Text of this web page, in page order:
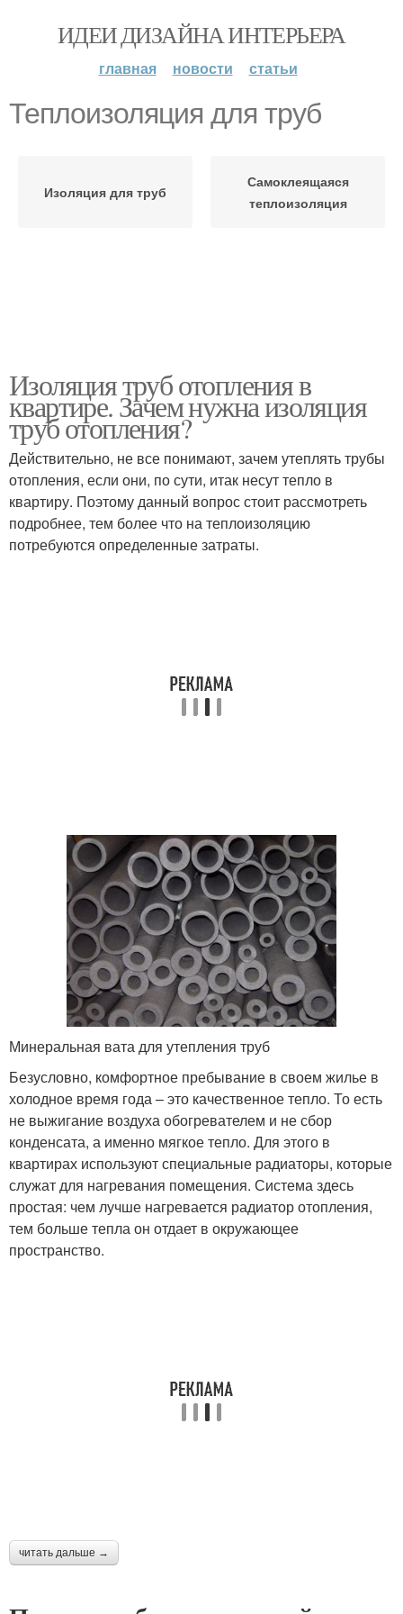
ИДЕИ ДИЗАЙНА ИНТЕРЬЕРА
главная новости статьи
Теплоизоляция для труб
Изоляция для труб
Самоклеящаяся
теплоизоляция
Изоляция труб отопления в
квартире. Зачем нужна изоляция
труб отопления?
Действительно, не все понимают, зачем утеплять трубы
отопления, если они, по сути, итак несут тепло в
квартиру. Поэтому данный вопрос стоит рассмотреть
подробнее, тем более что на теплоизоляцию
потребуются определенные затраты.
Минеральная вата для утепления труб
Безусловно, комфортное пребывание в своем жилье в
холодное время года – это качественное тепло. То есть
не выжигание воздуха обогревателем и не сбор
конденсата, а именно мягкое тепло. Для этого в
квартирах используют специальные радиаторы, которые
служат для нагревания помещения. Система здесь
простая: чем лучше нагревается радиатор отопления,
тем больше тепла он отдает в окружающее
пространство.
читать дальше →